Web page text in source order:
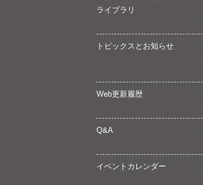
ライブラリ
トピックスとお知らせ
Web更新履歴
Q&A
イベントカレンダー